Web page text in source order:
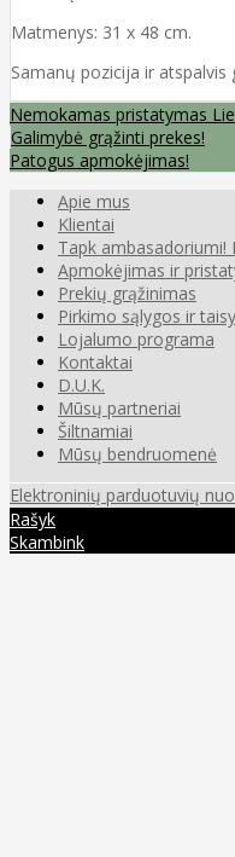
Matmenys: 31 x 48 cm.
Samanų pozicija ir atspalvis
Nemokamas pristatymas
Galimybė grąžinti prekes!
Patogus apmokėjimas!
Apie mus
Klientai
Tapk ambasadoriumi!
Apmokėjimas ir
Prekių grąžinimas
Pirkimo sąlygos ir
Lojalumo programa
Kontaktai
D.U.K.
Mūsų partneriai
Šiltnamiai
Mūsų bendruomenė
Elektroninių parduotuvių
Rašyk
Skambink